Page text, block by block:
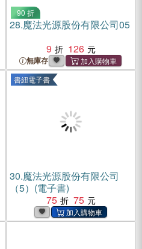
90 折
28.魔法光源股份有限公司05
9
126
無庫存
書紐電子書
30.魔法光源股份有限公司
（5）(電子書)
75
75